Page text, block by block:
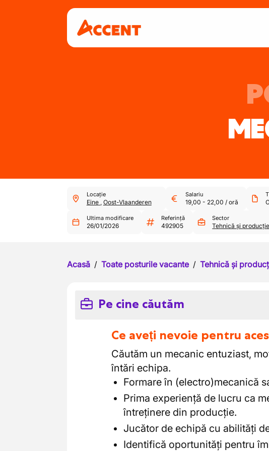
Locație
Eine , Oost-Vlaanderen
Salariu
19,00 - 22,00 / oră
Ultima modificare
26/01/2026
Referință
492905
Sector
Tehnică și producție
Acasă / Toate posturile vacante / Tehnică și
Pe cine căutăm
Ce aveți nevoie pentru
Căutăm un mecanic entuziast,
întări echipa.
Formare în (electro)mecanică
Prima experiență de lucru ca
întreținere din producție.
Jucător de echipă cu abilități
Identifică oportunități pentru